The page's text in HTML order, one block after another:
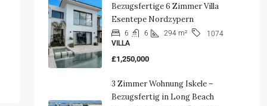
Bezugsfertige 6 Zimmer Villa
Esentepe Nordzypern
6 6 294 m²
1074
VILLA
£1,250,000
3 Zimmer Wohnung Iskele –
Bezugsfertig in Long Beach